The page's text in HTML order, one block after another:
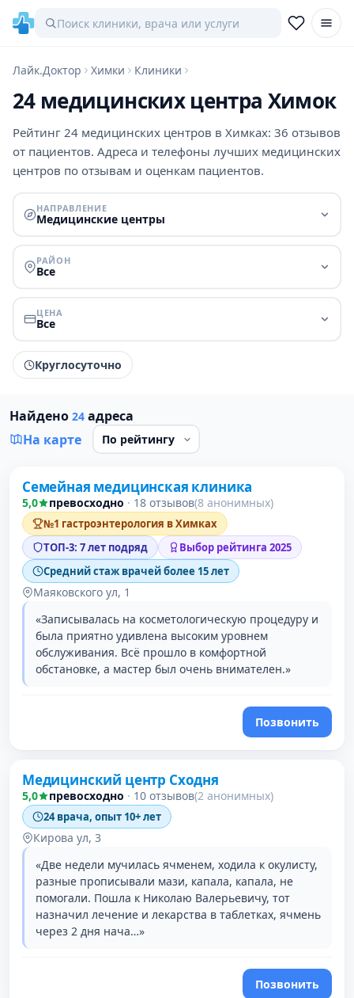
Лайк.Доктор Химки Клиники
24 медицинских центра Химок
Рейтинг 24 медицинских центров в Химках: 36 отзывов
от пациентов. Адреса и телефоны лучших медицинских
центров по отзывам и оценкам пациентов.
НАПРАВЛЕНИЕ
Медицинские центры
РАЙОН
Все
ЦЕНА
Все
Круглосуточно
Найдено 24 адреса
На карте
1 место в рейтинге
Семейная медицинская клиника
5,0 превосходно · 18 отзывов(8 анонимных)
№1 гастроэнтерология в Химках
ТОП-3: 7 лет подряд
Выбор рейтинга 2025
Средний стаж врачей более 15 лет
Маяковского ул, 1
«Записывалась на косметологическую процедуру и
была приятно удивлена высоким уровнем
обслуживания. Всё прошло в комфортной
обстановке, а мастер был очень внимателен.»
Позвонить
2 место в рейтинге
Медицинский центр Сходня
5,0 превосходно · 10 отзывов(2 анонимных)
24 врача, опыт 10+ лет
Кирова ул, 3
«Две недели мучилась ячменем, ходила к окулисту,
разные прописывали мази, капала, капала, не
помогали. Пошла к Николаю Валерьевичу, тот
назначил лечение и лекарства в таблетках, ячмень
через 2 дня нача…»
Позвонить